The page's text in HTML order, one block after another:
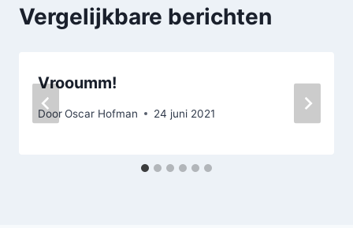
Vergelijkbare berichten
Vrooumm!
DoorOscar Hofman 24 juni 2021